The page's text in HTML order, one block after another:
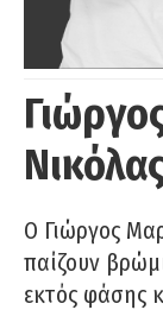
Ο Γιώργος
παίζουν
εκτός φάσης